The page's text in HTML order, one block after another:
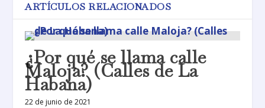
ARTÍCULOS RELACIONADOS
¿Por qué se llama calle
Maloja? (Calles de La
Habana)
22 de junio de 2021